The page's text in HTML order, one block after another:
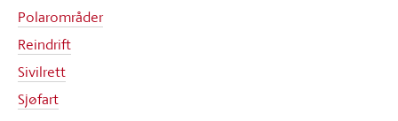
Polarområder
Reindrift
Sivilrett
Sjøfart